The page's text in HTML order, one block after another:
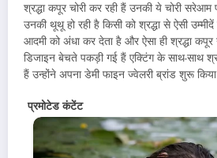
श्रद्धा कपूर चोरी कर रही हैं उनकी ये चोरी
उनकी थूथू हो रही है किसी को श्रद्धा से ऐसी
आदमी को अंधा कर देता है और ऐसा ही श्रद्धा कपूर
डिजाइन बेचते पकड़ी गई हैं एक्टिंग के साथ-साथ
हैं उन्होंने अपना डेमी फाइन ज्वेलरी ब्रांड शुरू